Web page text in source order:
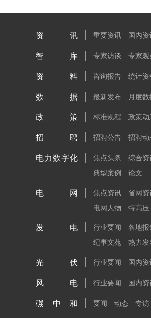
资讯 重要资讯 国内资
智库 专家访谈 专家观
资料 咨询报告 统计资
数据 最新发布 月度数
政策 标准规程 政策动
招聘 招聘公告 招聘动
电力数字化 焦点头条 综合资
典型案例
论文
电网 焦点资讯 省网资
电网人物
特高压
发电 行业要闻 各地报
纪事文苑
热力发
光伏 行业要闻 国内资
风电 行业要闻 国内资
碳中和 要闻 动态 专访